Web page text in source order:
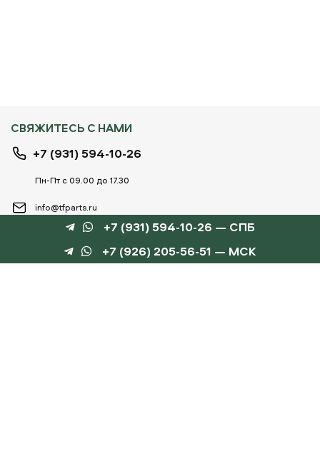
СВЯЖИТЕСЬ С НАМИ
+7 (931) 594-10-26
Пн-Пт с 09.00 до 17.30
info@tfparts.ru
ТЕХНОБОКС
+7 (931) 594-10-26 — СПБ
+7 (926) 205-56-51 — МСК